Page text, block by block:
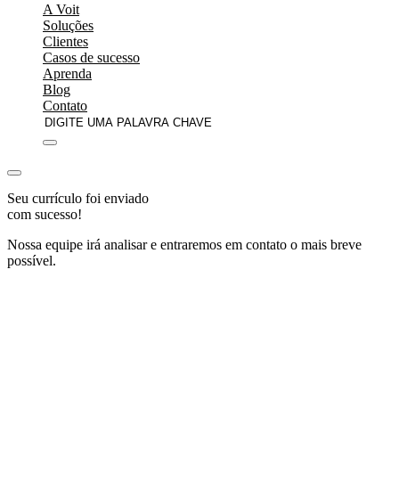
A Voit
Soluções
Clientes
Casos de sucesso
Aprenda
Blog
Contato
Seu currículo foi enviado
com sucesso!
Nossa equipe irá analisar e entraremos em contato o mais breve
possível.